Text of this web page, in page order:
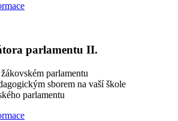
parlamentu II.
parlamentu
sborem na vaší škole
parlamentu